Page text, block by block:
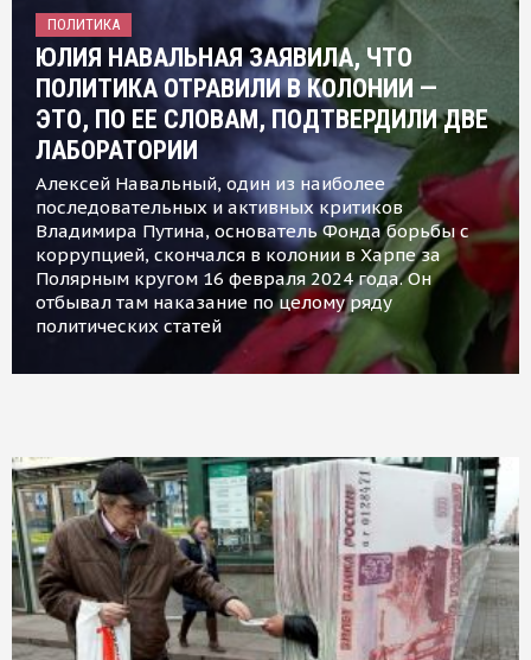
ПОЛИТИКА
ЮЛИЯ НАВАЛЬНАЯ ЗАЯВИЛА, ЧТО
ПОЛИТИКА ОТРАВИЛИ В КОЛОНИИ —
ЭТО, ПО ЕЕ СЛОВАМ, ПОДТВЕРДИЛИ ДВЕ
ЛАБОРАТОРИИ
Алексей Навальный, один из наиболее
последовательных и активных критиков
Владимира Путина, основатель Фонда борьбы с
коррупцией, скончался в колонии в Харпе за
Полярным кругом 16 февраля 2024 года. Он
отбывал там наказание по целому ряду
политических статей